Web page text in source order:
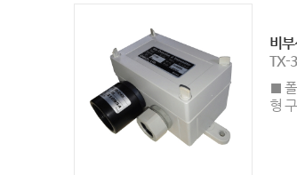
비
TX-
■
형